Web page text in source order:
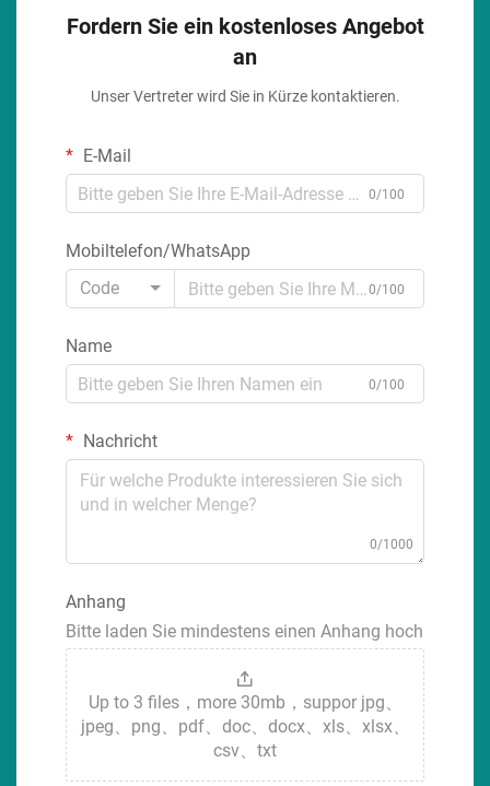
Fordern Sie ein kostenloses Angebot
an
Unser Vertreter wird Sie in Kürze kontaktieren.
E-Mail
0/100
Mobiltelefon/WhatsApp
Code
0/100
Name
0/100
Nachricht
0/1000
Anhang
Bitte laden Sie mindestens einen Anhang hoch
Up to 3 files，more 30mb，suppor jpg、
jpeg、png、pdf、doc、docx、xls、xlsx、
csv、txt